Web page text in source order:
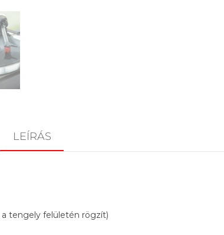
LEÍRÁS
tengely felületén rögzít)